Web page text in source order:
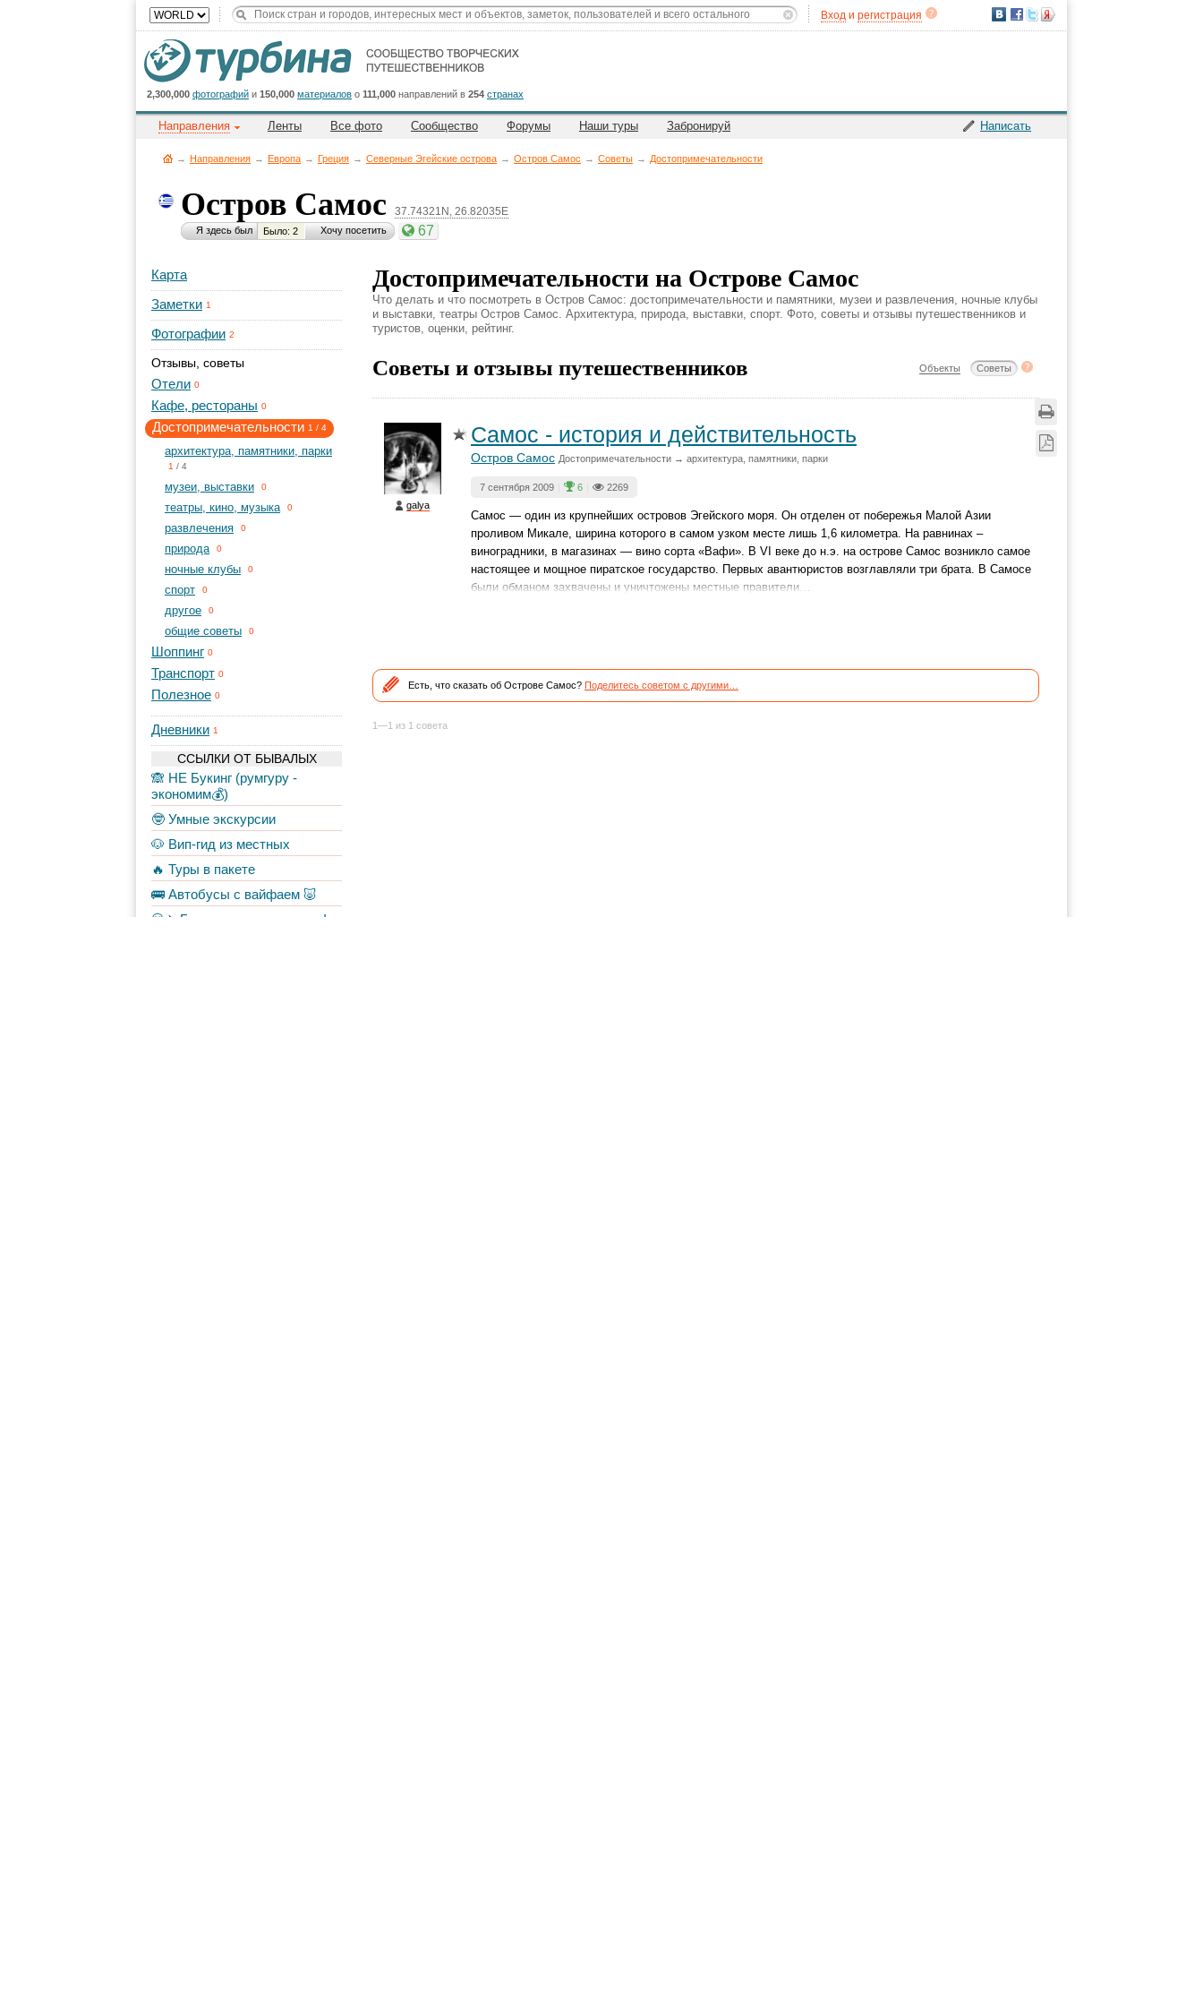
Вход и регистрация
2,300,000 фотографий и 150,000 материалов о 111,000 направлений в 254 странах
Написать
Направления Ленты Все фото Сообщество Форумы Наши туры Забронируй
→ Направления → Европа → Греция → Северные Эгейские острова → Остров Самос → Советы → Достопримечательности
Остров Самос 37.74321N, 26.82035E
Я здесь был Было: 2 Хочу посетить 67
Карта
Заметки 1
Фотографии 2
Отзывы, советы
Отели 0
Кафе, рестораны 0
Достопримечательности 1 / 4
архитектура, памятники, парки
1 / 4
музеи, выставки 0
театры, кино, музыка 0
развлечения 0
природа 0
ночные клубы 0
спорт 0
другое 0
общие советы 0
Шоппинг 0
Транспорт 0
Полезное 0
Дневники 1
ССЫЛКИ ОТ БЫВАЛЫХ
🙈 НЕ Букинг (румгуру -
экономим💰)
🤓 Умные экскурсии
🐶 Вип-гид из местных
🔥 Туры в пакете
🚌 Автобусы с вайфаем 🐷
💀✈️ Бессметрное авиасало!
Достопримечательности на Острове Самос
Что делать и что посмотреть в Остров Самос: достопримечательности и памятники, музеи и развлечения, ночные клубы
и выставки, театры Остров Самос. Архитектура, природа, выставки, спорт. Фото, советы и отзывы путешественников и
туристов, оценки, рейтинг.
Советы и отзывы путешественников Объекты Советы
galya
Самос - история и действительность
Остров Самос Достопримечательности → архитектура, памятники, парки
7 сентября 2009 6 2269
Самос — один из крупнейших островов Эгейского моря. Он отделен от побережья Малой Азии
проливом Микале, ширина которого в самом узком месте лишь 1,6 километра. На равнинах –
виноградники, в магазинах — вино сорта «Вафи». В VI веке до н.э. на острове Самос возникло самое
настоящее и мощное пиратское государство. Первых авантюристов возглавляли три брата. В Самосе
были обманом захвачены и уничтожены местные правители…
Есть, что сказать об Острове Самос? Поделитесь советом с другими…
1—1 из 1 совета